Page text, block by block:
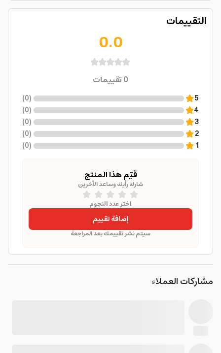
التقييمات
0.0
0تقييمات
5
(
0
)
4
(
0
)
3
(
0
)
2
(
0
)
1
(
0
)
قيّم هذا المنتج
شارك رأيك وساعد الآخرين
اختر عدد النجوم
إضافة تقييم
سيتم نشر تقييمك بعد المراجعة
مشاركات العملاء